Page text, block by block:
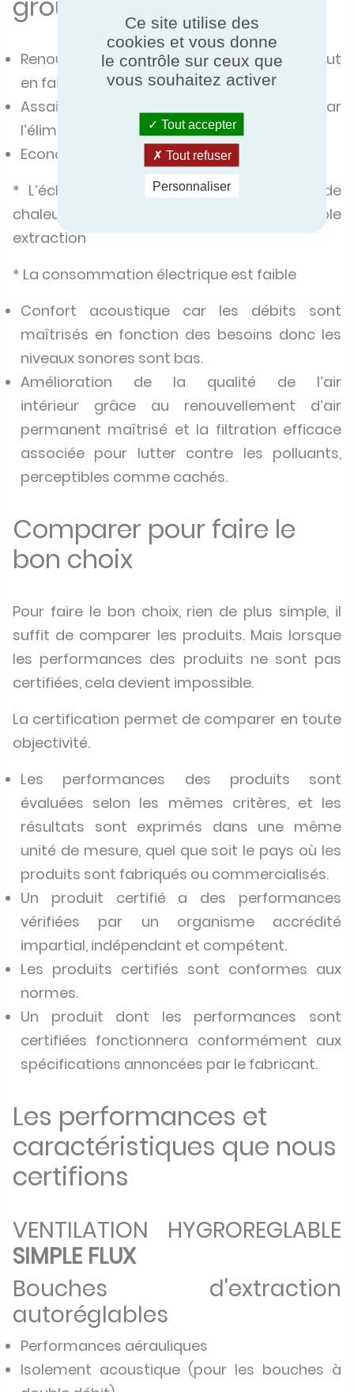
Renouvellement de l’air dans l’habitation tout
en faisant des économies d’énergie
Assainissement des pièces humides par
l’élimination des problèmes de moisissure
Economies d’énergie :
* L’échangeur permet une récupération de
chaleur perdue dans le cas d’une simple
extraction
* La consommation électrique est faible
Confort acoustique car les débits sont
maîtrisés en fonction des besoins donc les
niveaux sonores sont bas.
Amélioration de la qualité de l’air
intérieur grâce au renouvellement d’air
permanent maîtrisé et la filtration efficace
associée pour lutter contre les polluants,
perceptibles comme cachés.
Comparer pour faire le
bon choix
Pour faire le bon choix, rien de plus simple, il
suffit de comparer les produits. Mais lorsque
les performances des produits ne sont pas
certifiées, cela devient impossible.
La certification permet de comparer en toute
objectivité.
Les performances des produits sont
évaluées selon les mêmes critères, et les
résultats sont exprimés dans une même
unité de mesure, quel que soit le pays où les
produits sont fabriqués ou commercialisés.
Un produit certifié a des performances
vérifiées par un organisme accrédité
impartial, indépendant et compétent.
Les produits certifiés sont conformes aux
normes.
Un produit dont les performances sont
certifiées fonctionnera conformément aux
spécifications annoncées par le fabricant.
Les performances et
caractéristiques que nous
certifions
VENTILATION HYGROREGLABLE
SIMPLE FLUX
Bouches d'extraction
autoréglables
Performances aérauliques
Isolement acoustique (pour les bouches à
Ce site utilise des
cookies et vous donne
le contrôle sur ceux que
vous souhaitez activer
Tout accepter
Tout refuser
Personnaliser